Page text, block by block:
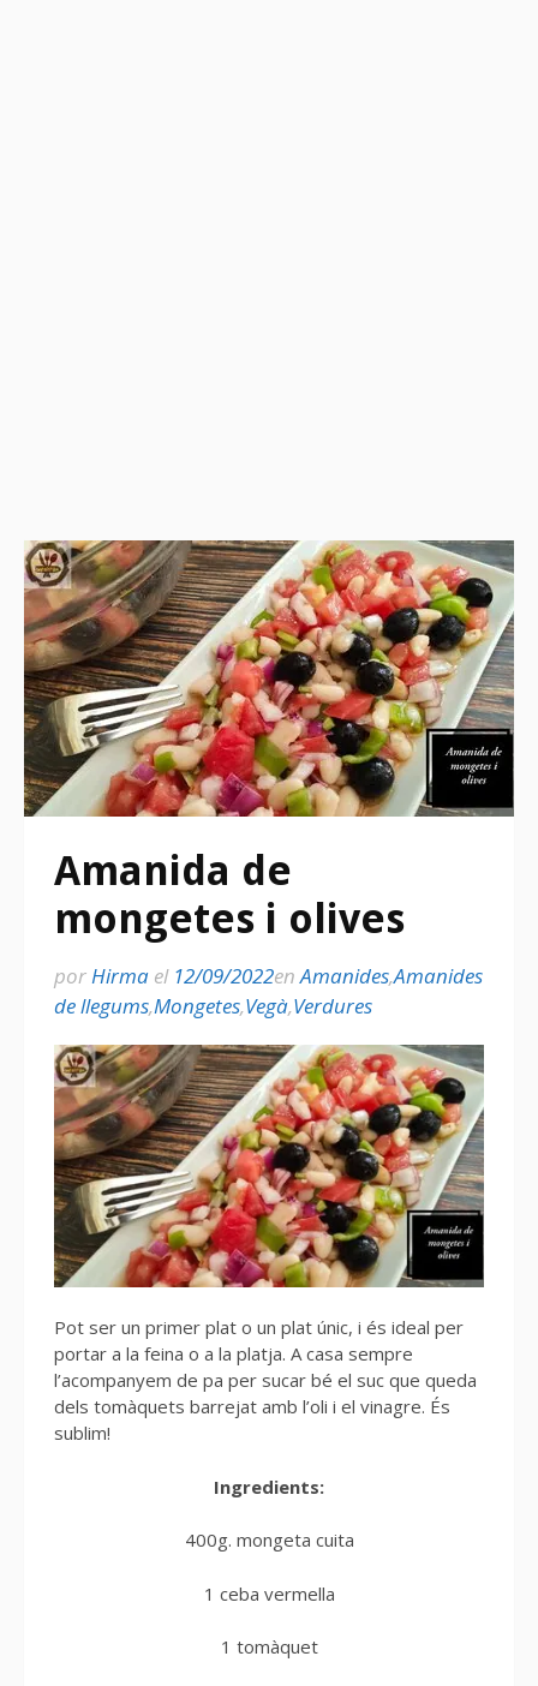
Amanida de
mongetes i olives
porHirma el 12/09/2022enAmanides,Amanides
de llegums,Mongetes,Vegà,Verdures
Pot ser un primer plat o un plat únic, i és ideal per
portar a la feina o a la platja. A casa sempre
l’acompanyem de pa per sucar bé el suc que queda
dels tomàquets barrejat amb l’oli i el vinagre. És
sublim!
Ingredients:
400g. mongeta cuita
1 ceba vermella
1 tomàquet